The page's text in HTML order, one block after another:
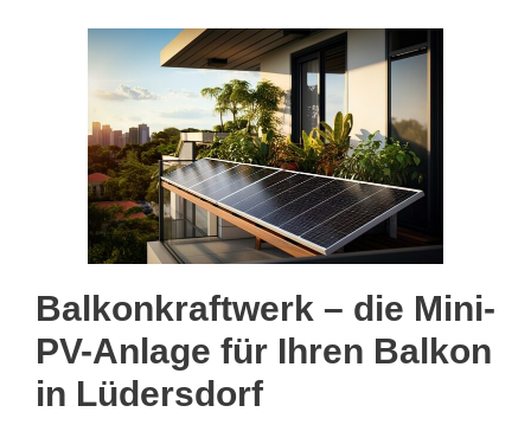
Balkonkraftwerk – die Mini-
PV-Anlage für Ihren Balkon
in Lüdersdorf